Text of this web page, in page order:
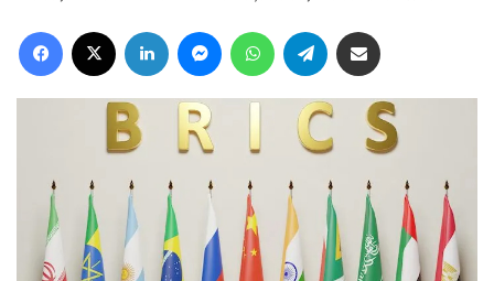
Facebook Linkedin MessengerWhatsAppTelegram